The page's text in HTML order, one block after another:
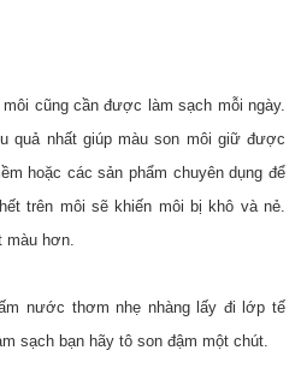
cũng cần được làm sạch mỗi ngày.
quả nhất giúp màu son môi giữ được
hoặc các sản phẩm chuyên dụng để
trên môi sẽ khiến môi bị khô và nẻ.
màu hơn.
nước thơm nhẹ nhàng lấy đi lớp tế
sạch bạn hãy tô son đậm một chút.